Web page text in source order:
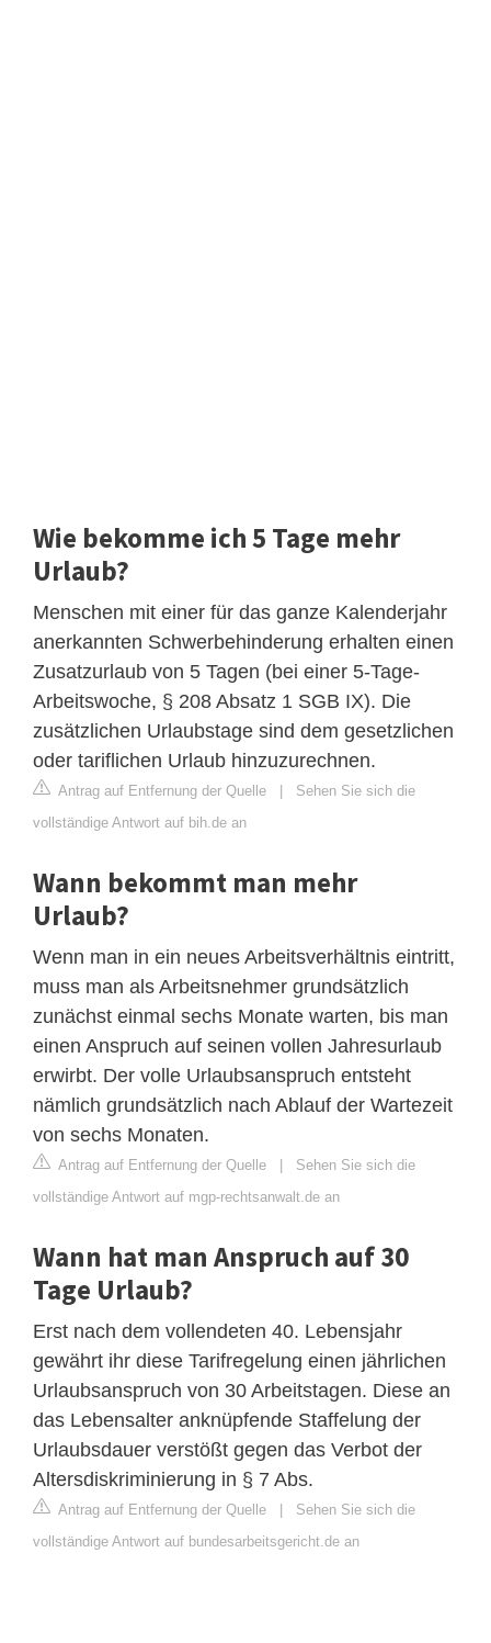
Wie bekomme ich 5 Tage mehr
Urlaub?
Menschen mit einer für das ganze Kalenderjahr
anerkannten Schwerbehinderung erhalten einen
Zusatzurlaub von 5 Tagen (bei einer 5-Tage-
Arbeitswoche, § 208 Absatz 1 SGB IX). Die
zusätzlichen Urlaubstage sind dem gesetzlichen
oder tariflichen Urlaub hinzuzurechnen.
Antrag auf Entfernung der Quelle | Sehen Sie sich die
vollständige Antwort auf bih.de an
Wann bekommt man mehr
Urlaub?
Wenn man in ein neues Arbeitsverhältnis eintritt,
muss man als Arbeitsnehmer grundsätzlich
zunächst einmal sechs Monate warten, bis man
einen Anspruch auf seinen vollen Jahresurlaub
erwirbt. Der volle Urlaubsanspruch entsteht
nämlich grundsätzlich nach Ablauf der Wartezeit
von sechs Monaten.
Antrag auf Entfernung der Quelle | Sehen Sie sich die
vollständige Antwort auf mgp-rechtsanwalt.de an
Wann hat man Anspruch auf 30
Tage Urlaub?
Erst nach dem vollendeten 40. Lebensjahr
gewährt ihr diese Tarifregelung einen jährlichen
Urlaubsanspruch von 30 Arbeitstagen. Diese an
das Lebensalter anknüpfende Staffelung der
Urlaubsdauer verstößt gegen das Verbot der
Altersdiskriminierung in § 7 Abs.
Antrag auf Entfernung der Quelle | Sehen Sie sich die
vollständige Antwort auf bundesarbeitsgericht.de an